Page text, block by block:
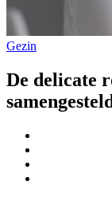
Gezin
De delicate